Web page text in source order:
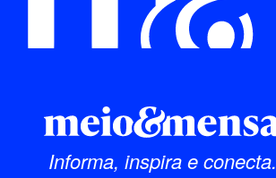
Informa, inspira e conecta.